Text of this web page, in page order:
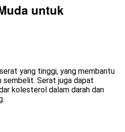
untuk
yang tinggi, yang membantu
sembelit. Serat juga dapat
kolesterol dalam darah dan